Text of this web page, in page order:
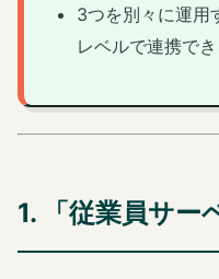
3つを別々に運
レベルで連携で
1. 「従業員サー